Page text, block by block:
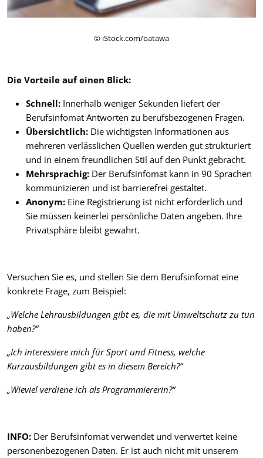
© iStock.com/oatawa
Die Vorteile auf einen Blick:
Schnell: Innerhalb weniger Sekunden liefert der
Berufsinfomat Antworten zu berufsbezogenen Fragen.
Übersichtlich: Die wichtigsten Informationen aus
mehreren verlässlichen Quellen werden gut strukturiert
und in einem freundlichen Stil auf den Punkt gebracht.
Mehrsprachig: Der Berufsinfomat kann in 90 Sprachen
kommunizieren und ist barrierefrei gestaltet.
Anonym: Eine Registrierung ist nicht erforderlich und
Sie müssen keinerlei persönliche Daten angeben. Ihre
Privatsphäre bleibt gewahrt.
Versuchen Sie es, und stellen Sie dem Berufsinfomat eine
konkrete Frage, zum Beispiel:
„Welche Lehrausbildungen gibt es, die mit Umweltschutz zu tun
haben?“
„Ich interessiere mich für Sport und Fitness, welche
Kurzausbildungen gibt es in diesem Bereich?“
„Wieviel verdiene ich als Programmiererin?“
INFO: Der Berufsinfomat verwendet und verwertet keine
personenbezogenen Daten. Er ist auch nicht mit unserem